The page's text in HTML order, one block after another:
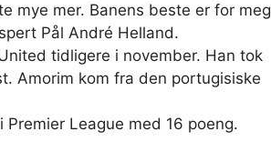
mye mer. Banens beste er for meg
Pål André Helland.
tidligere i november. Han tok
Amorim kom fra den portugisiske
League med 16 poeng.